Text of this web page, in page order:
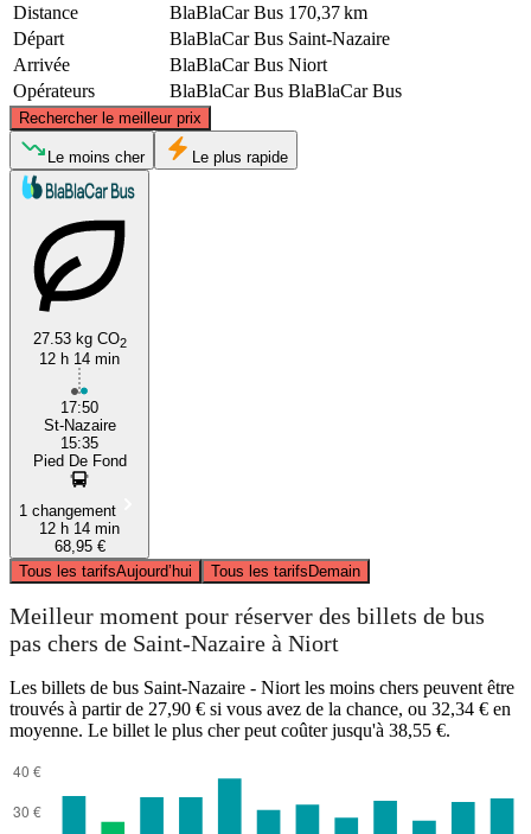
Distance
BlaBlaCar Bus 170,37 km
Départ
BlaBlaCar Bus Saint-Nazaire
Arrivée
BlaBlaCar Bus Niort
Opérateurs
BlaBlaCar Bus BlaBlaCar Bus
Rechercher le meilleur prix
Saint-Nazaire
© CARTO, ©OpenStreetMap
Le moins cher Le plus rapide
27.53 kg CO2
12 h 14 min
17:50
St-Nazaire
15:35
Pied De Fond
1 changement
12 h 14 min
68,95 €
Tous les tarifsAujourd’hui Tous les tarifsDemain
Meilleur moment pour réserver des billets de bus
pas chers de Saint-Nazaire à Niort
Les billets de bus Saint-Nazaire - Niort les moins chers peuvent être
trouvés à partir de 27,90 € si vous avez de la chance, ou 32,34 € en
moyenne. Le billet le plus cher peut coûter jusqu'à 38,55 €.